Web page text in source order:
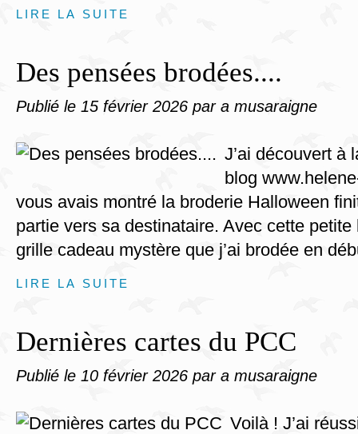
LIRE LA SUITE
Des pensées brodées....
Publié le 15 février 2026 par a musaraigne
J’ai découvert à
blog
vous avais montré la broderie Halloween
partie vers sa destinataire. Avec cette
grille cadeau mystère que j’ai brodée en
LIRE LA SUITE
Dernières cartes du PCC
Publié le 10 février 2026 par a musaraigne
Voilà ! J’ai